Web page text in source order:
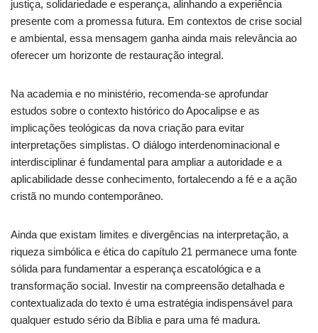
justiça, solidariedade e esperança, alinhando a experiência
presente com a promessa futura. Em contextos de crise social
e ambiental, essa mensagem ganha ainda mais relevância ao
oferecer um horizonte de restauração integral.
Na academia e no ministério, recomenda-se aprofundar
estudos sobre o contexto histórico do Apocalipse e as
implicações teológicas da nova criação para evitar
interpretações simplistas. O diálogo interdenominacional e
interdisciplinar é fundamental para ampliar a autoridade e a
aplicabilidade desse conhecimento, fortalecendo a fé e a ação
cristã no mundo contemporâneo.
Ainda que existam limites e divergências na interpretação, a
riqueza simbólica e ética do capítulo 21 permanece uma fonte
sólida para fundamentar a esperança escatológica e a
transformação social. Investir na compreensão detalhada e
contextualizada do texto é uma estratégia indispensável para
qualquer estudo sério da Bíblia e para uma fé madura.